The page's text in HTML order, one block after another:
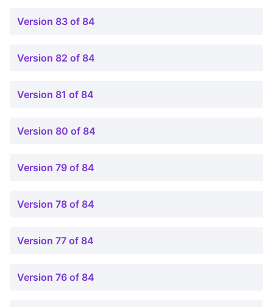
Version 83 of 84
Version 82 of 84
Version 81 of 84
Version 80 of 84
Version 79 of 84
Version 78 of 84
Version 77 of 84
Version 76 of 84